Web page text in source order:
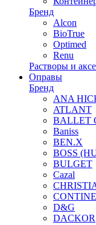
Бренд
Alcon
BioTrue
Optimed
Renu
Растворы и
Оправы
Бренд
ANA
ATLANT
BALLET
Baniss
BEN.X
BOSS
BULGET
Cazal
D&G
DACKOR